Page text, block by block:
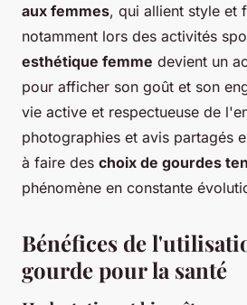
aux femmes, qui allient style et
notamment lors des activités
esthétique femme devient un
pour afficher son goût et son
vie active et respectueuse de
photographies et avis partagés
à faire des choix de gourdes
phénomène en constante
Bénéfices de
gourde pour la santé